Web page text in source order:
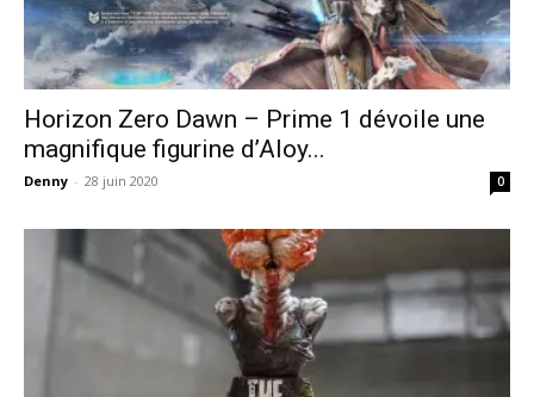
Horizon Zero Dawn – Prime 1 dévoile une
magnifique figurine d’Aloy...
Denny - 28 juin 2020 0